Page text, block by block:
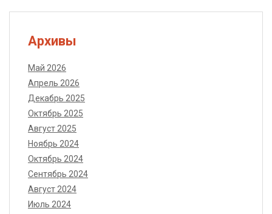
Архивы
Май 2026
Апрель 2026
Декабрь 2025
Октябрь 2025
Август 2025
Ноябрь 2024
Октябрь 2024
Сентябрь 2024
Август 2024
Июль 2024